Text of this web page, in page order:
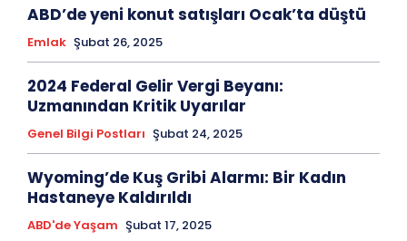
ABD’de yeni konut satışları Ocak’ta düştü
Emlak Şubat 26, 2025
2024 Federal Gelir Vergi Beyanı:
Uzmanından Kritik Uyarılar
Genel Bilgi Postları Şubat 24, 2025
Wyoming’de Kuş Gribi Alarmı: Bir Kadın
Hastaneye Kaldırıldı
ABD'de Yaşam Şubat 17, 2025